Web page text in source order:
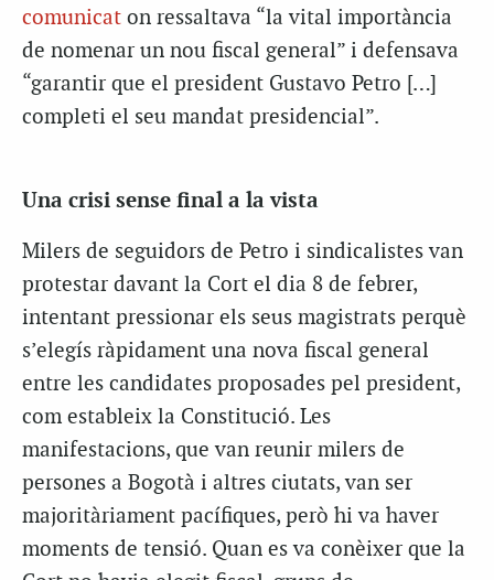
comunicat on ressaltava “la vital importància
de nomenar un nou fiscal general” i defensava
“garantir que el president Gustavo Petro […]
completi el seu mandat presidencial”.
Una crisi sense final a la vista
Milers de seguidors de Petro i sindicalistes van
protestar davant la Cort el dia 8 de febrer,
intentant pressionar els seus magistrats perquè
s’elegís ràpidament una nova fiscal general
entre les candidates proposades pel president,
com estableix la Constitució. Les
manifestacions, que van reunir milers de
persones a Bogotà i altres ciutats, van ser
majoritàriament pacífiques, però hi va haver
moments de tensió. Quan es va conèixer que la